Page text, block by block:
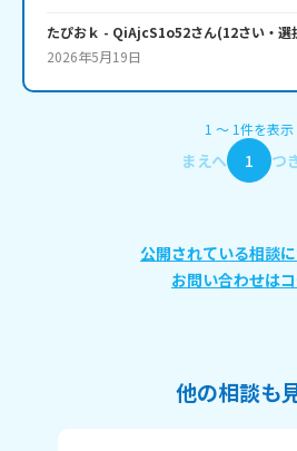
たぴおｋ - QiAjcS1o52さん(12さい・ 選
2026年5月19日
1 〜 1件を表示
まえへ 1 つ
公開されている相談
お問い合わせは
他の相談も